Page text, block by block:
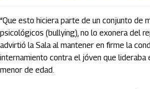
“Que esto hiciera parte de un conjunto de
psicológicos (bullying), no lo exonera del
advirtió la Sala al mantener en firme la
internamiento contra el jóven que lideraba
menor de edad.